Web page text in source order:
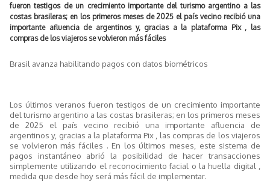
fueron testigos de un crecimiento importante del turismo argentino a las
costas brasileras; en los primeros meses de 2025 el país vecino recibió una
importante afluencia de argentinos y, gracias a la plataforma Pix , las
compras de los viajeros se volvieron más fáciles
Brasil avanza habilitando pagos con datos biométricos
Los últimos veranos fueron testigos de un crecimiento importante
del turismo argentino a las costas brasileras; en los primeros meses
de 2025 el país vecino recibió una importante afluencia de
argentinos y, gracias a la plataforma Pix , las compras de los viajeros
se volvieron más fáciles . En los últimos meses, este sistema de
pagos instantáneo abrió la posibilidad de hacer transacciones
simplemente utilizando el reconocimiento facial o la huella digital ,
medida que desde hoy será más fácil de implementar.